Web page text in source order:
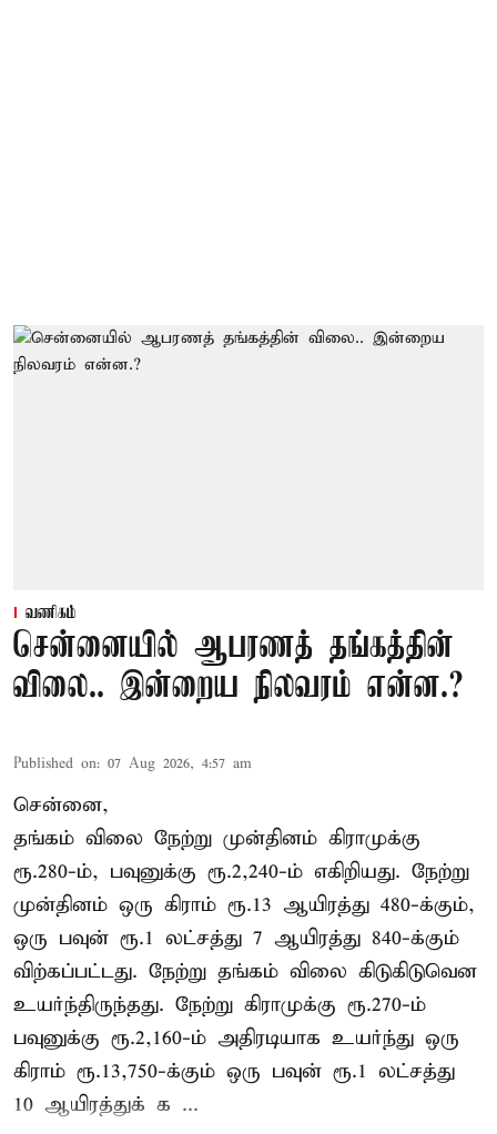
வணிகம்
சென்னையில் ஆபரணத் தங்கத்தின்
விலை.. இன்றைய நிலவரம் என்ன.?
Published on: 07 Aug 2026, 4:57 am
சென்னை,
தங்கம் விலை நேற்று முன்தினம் கிராமுக்கு
ரூ.280-ம், பவுனுக்கு ரூ.2,240-ம் எகிறியது. நேற்று
முன்தினம் ஒரு கிராம் ரூ.13 ஆயிரத்து 480-க்கும்,
ஒரு பவுன் ரூ.1 லட்சத்து 7 ஆயிரத்து 840-க்கும்
விற்கப்பட்டது. நேற்று தங்கம் விலை கிடுகிடுவென
உயர்ந்திருந்தது. நேற்று கிராமுக்கு ரூ.270-ம்
பவுனுக்கு ரூ.2,160-ம் அதிரடியாக உயர்ந்து ஒரு
கிராம் ரூ.13,750-க்கும் ஒரு பவுன் ரூ.1 லட்சத்து
10 ஆயிரத்துக் க ...